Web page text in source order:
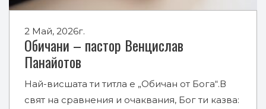
2 Май, 2026г.
Обичани – пастор Венцислав
Панайотов
Най-висшата ти титла е „Обичан от Бога“.В
свят на сравнения и очаквания, Бог ти казва: